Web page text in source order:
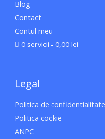
Blog
Contact
Contul meu
0 servicii
0,00 lei
Legal
Politica de confidentialitate
Politica cookie
ANPC